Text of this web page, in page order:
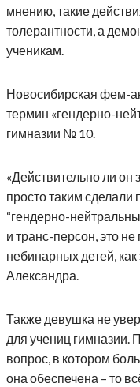
мнению, такие
толерантности, а
ученикам.
Новосибирская фем-
термин «гендерно-
гимназии № 10.
«Действительно ли он
просто таким сделали
“гендерно-
и транс-персон, это
небинарных детей, как
Александра.
Также девушка не
для учениц гимназии.
вопрос, в котором
она обеспечена – то